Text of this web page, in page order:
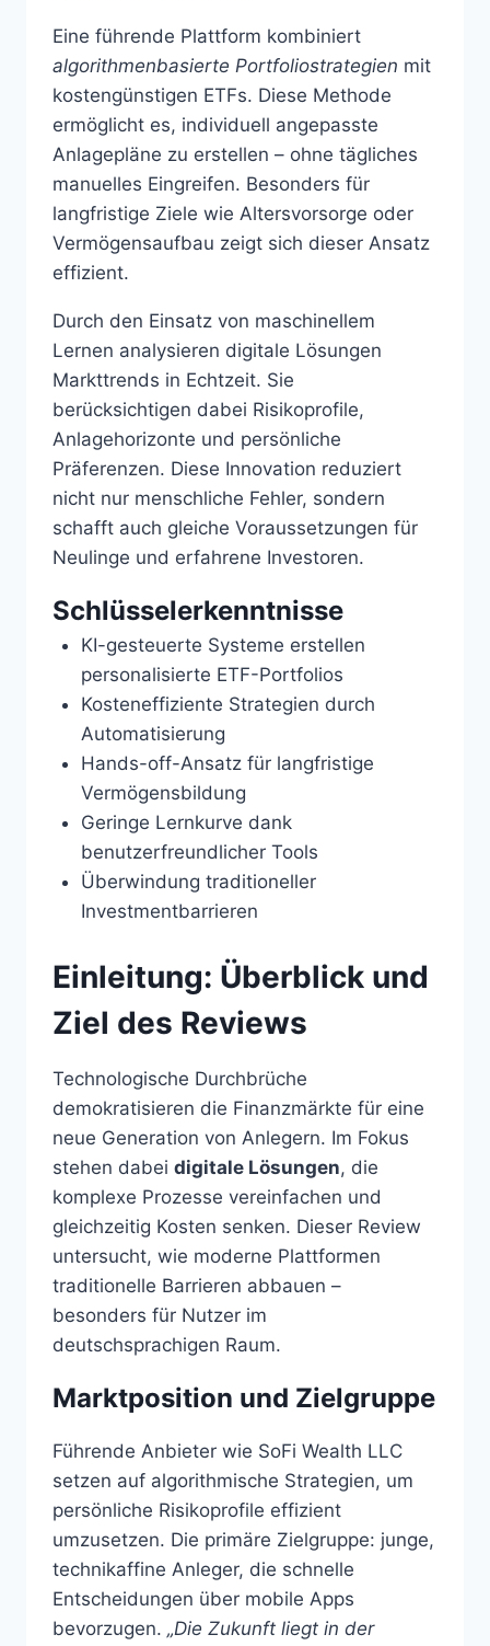
Eine führende Plattform kombiniert
algorithmenbasierte Portfoliostrategien mit
kostengünstigen ETFs. Diese Methode
ermöglicht es, individuell angepasste
Anlagepläne zu erstellen – ohne tägliches
manuelles Eingreifen. Besonders für
langfristige Ziele wie Altersvorsorge oder
Vermögensaufbau zeigt sich dieser Ansatz
effizient.
Durch den Einsatz von maschinellem
Lernen analysieren digitale Lösungen
Markttrends in Echtzeit. Sie
berücksichtigen dabei Risikoprofile,
Anlagehorizonte und persönliche
Präferenzen. Diese Innovation reduziert
nicht nur menschliche Fehler, sondern
schafft auch gleiche Voraussetzungen für
Neulinge und erfahrene Investoren.
Schlüsselerkenntnisse
KI-gesteuerte Systeme erstellen
personalisierte ETF-Portfolios
Kosteneffiziente Strategien durch
Automatisierung
Hands-off-Ansatz für langfristige
Vermögensbildung
Geringe Lernkurve dank
benutzerfreundlicher Tools
Überwindung traditioneller
Investmentbarrieren
Einleitung: Überblick und
Ziel des Reviews
Technologische Durchbrüche
demokratisieren die Finanzmärkte für eine
neue Generation von Anlegern. Im Fokus
stehen dabei digitale Lösungen, die
komplexe Prozesse vereinfachen und
gleichzeitig Kosten senken. Dieser Review
untersucht, wie moderne Plattformen
traditionelle Barrieren abbauen –
besonders für Nutzer im
deutschsprachigen Raum.
Marktposition und Zielgruppe
Führende Anbieter wie SoFi Wealth LLC
setzen auf algorithmische Strategien, um
persönliche Risikoprofile effizient
umzusetzen. Die primäre Zielgruppe: junge,
technikaffine Anleger, die schnelle
Entscheidungen über mobile Apps
bevorzugen. „Die Zukunft liegt in der